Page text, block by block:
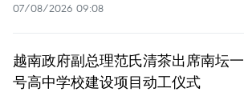
07/08/2026 09:08
越南政府副总理范氏清茶出席南坛一
号高中学校建设项目动工仪式